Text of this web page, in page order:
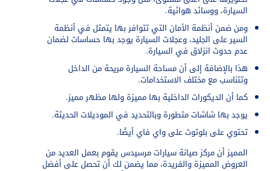
السيارة، ووسائد هوائية.
ومن ضمن أنظمة الأمان التي تتوافر بها يتمثل في أنظمة
السير على الجليد، وعجلات السيارة يوجد بها حساسات لضمان
عدم حدوث انزلاق في السيارة.
هذا بالإضافة إلى أن مساحة السيارة مريحة من الداخل
وتتناسب مع مختلف الاستخدامات.
كما أن الديكورات الداخلية بها مميزة ولها مظهر مميز.
يوجد بها شاشات متطورة وبالتحديد في الموديلات الحديثة.
تحتوي على بلوتوث على واي فاي أيضًا.
المميز أن مركز صيانة سيارات مرسيدس يقوم بعمل العديد من
العروض المميزة والفريدة، مما يضمن لك أن تحصل على أفضل